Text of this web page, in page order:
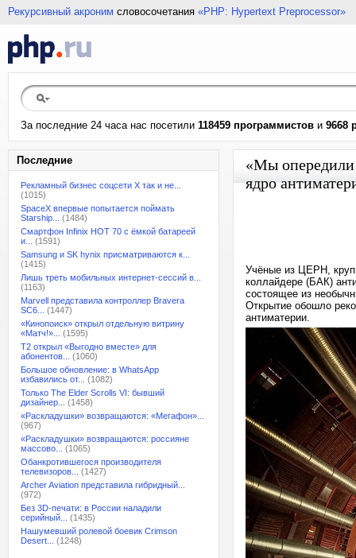
Рекурсивный акроним словосочетания «PHP: Hypertext Preprocessor»
За последние 24 часа нас посетили 118459 программистов и 9668
Последние
Рекламный бизнес соцсети X так и не...
(1015)
SpaceX впервые попытается поймать
Starship...
(1484)
Смартфон Infinix HOT 70 с ёмкой батареей
и...
(1591)
Samsung и SK hynix присматриваются к...
(1415)
Лишь треть мобильных интернет-сессий в...
(1163)
Marvell представила контроллер Bravera
SC6...
(1447)
«Кинопоиск» открыл отдельную витрину
«Матч!»...
(1595)
T2 открыл «Выгодно вместе» для
абонентов...
(1060)
Большое обновление: в WhatsApp
избавились от...
(1082)
Только The Elder Scrolls VI: бывший
дизайнер...
(1458)
«Раскладушки» возвращаются: «Мегафон»...
(967)
«Раскладушки» возвращаются: россияне
массово...
(1065)
Обанкротившегося производителя
телевизоров...
(1427)
Archer Aviation представила гибридный...
(972)
Без 3D-печати: в России наладили
серийный...
(1435)
Нашумевший ролевой боевик Crimson
Desert...
(1248)
«Мы опередили
ядро
Учёные из ЦЕРН,
коллайдере (БАК)
состоящее из
Открытие обошло
антиматерии.